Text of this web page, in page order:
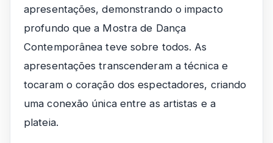
apresentações, demonstrando o impacto
profundo que a Mostra de Dança
Contemporânea teve sobre todos. As
apresentações transcenderam a técnica e
tocaram o coração dos espectadores, criando
uma conexão única entre as artistas e a
plateia.